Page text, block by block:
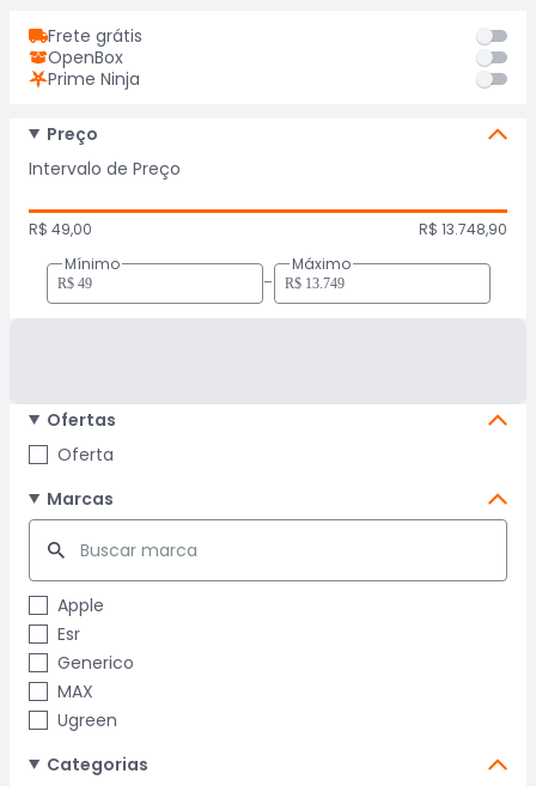
Frete grátis
OpenBox
Prime Ninja
Preço
Intervalo de Preço
R$ 49,00
R$ 13.748,90
Mínimo
-
Máximo
Ofertas
Oferta
Marcas
Apple
Esr
Generico
MAX
Ugreen
Categorias